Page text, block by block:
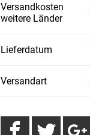
Versandkosten
weitere Länder
Lieferdatum
Versandart